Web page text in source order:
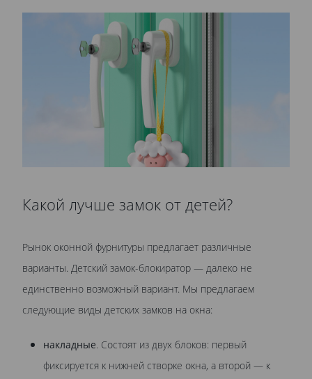
Какой лучше замок от детей?
Рынок оконной фурнитуры предлагает различные
варианты. Детский замок-блокиратор — далеко не
единственно возможный вариант. Мы предлагаем
следующие виды детских замков на окна:
накладные. Состоят из двух блоков: первый
фиксируется к нижней створке окна, а второй — к